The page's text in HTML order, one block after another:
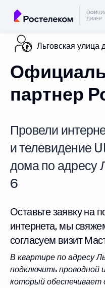
Льговская улица
партнер
Провели
и телевидение
дома по адресу
6
Оставьте заявку на
интернета, мы
согласуем визит
В квартире по адресу
подключить
который обеспечивает